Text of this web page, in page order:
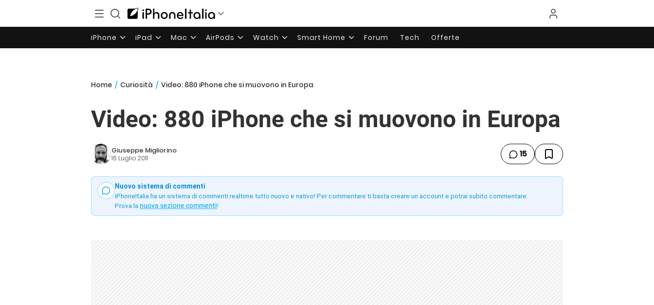
iPhone iPad Mac AirPods Watch Smart Home Forum Tech Offerte
Home / Curiosità / Video: 880 iPhone che si muovono in Europa
Video: 880 iPhone che si muovono in Europa
Giuseppe Migliorino
16 Luglio 2011 15
Nuovo sistema di commenti
iPhoneItalia ha un sistema di commenti realtime tutto nuovo e nativo! Per commentare ti basta creare un account e potrai subito commentare.
Prova la nuova sezione commenti!